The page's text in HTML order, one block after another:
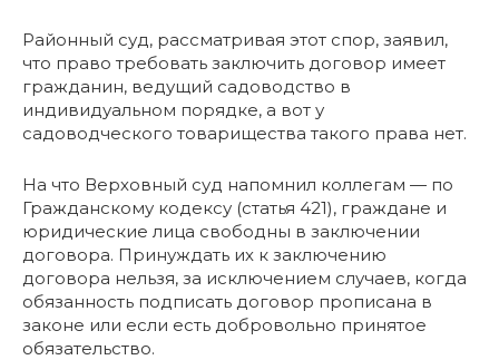
Районный суд, рассматривая этот спор, заявил,
что право требовать заключить договор имеет
гражданин, ведущий садоводство в
индивидуальном порядке, а вот у
садоводческого товарищества такого права нет.
На что Верховный суд напомнил коллегам — по
Гражданскому кодексу (статья 421), граждане и
юридические лица свободны в заключении
договора. Принуждать их к заключению
договора нельзя, за исключением случаев, когда
обязанность подписать договор прописана в
законе или если есть добровольно принятое
обязательство.